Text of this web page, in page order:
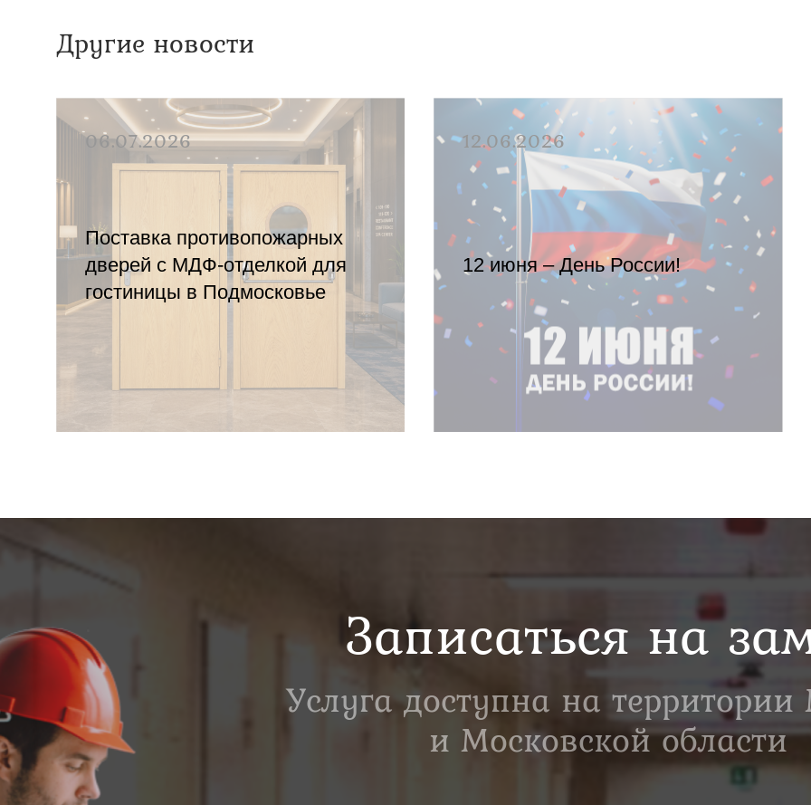
Другие новости
06.07.2026
Поставка противопожарных
дверей с МДФ-отделкой для
гостиницы в Подмосковье
12.06.2026
12 июня – День России!
Записаться на
Услуга доступна на
и Московской области